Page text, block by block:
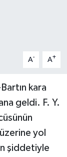
A- A+
kara
geldi. F. Y.
yol
şiddetiyle